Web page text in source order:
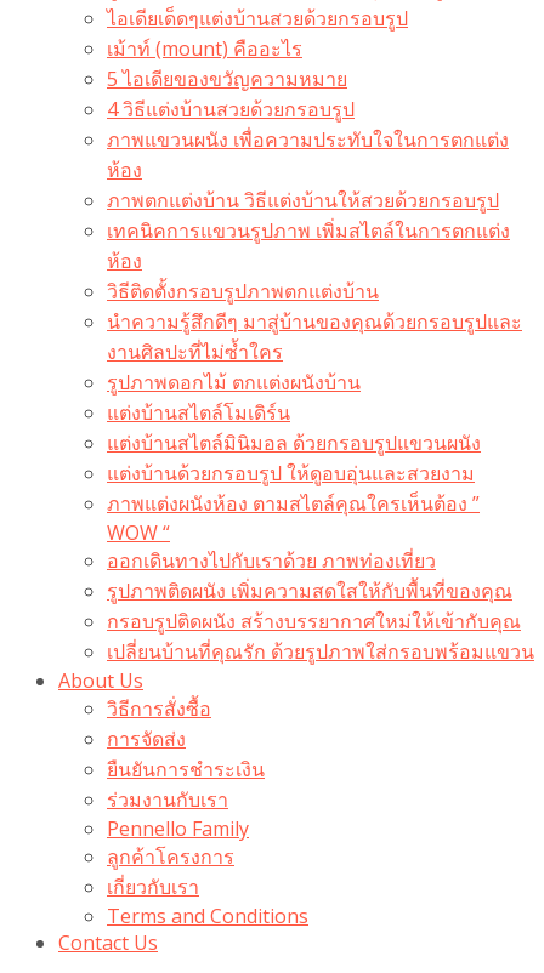
ไอเดียเด็ดๆแต่งบ้านสวยด้วยกรอบรูป
เม้าท์ (mount) คืออะไร​
5 ไอเดียของขวัญความหมาย
4 วิธีแต่งบ้านสวยด้วยกรอบรูป
ภาพแขวนผนัง เพื่อความประทับใจในการตกแต่ง
ห้อง
ภาพตกแต่งบ้าน วิธีแต่งบ้านให้สวยด้วยกรอบรูป
เทคนิคการแขวนรูปภาพ เพิ่มสไตล์ในการตกแต่ง
ห้อง
วิธีติดตั้งกรอบรูปภาพตกแต่งบ้าน
นำความรู้สึกดีๆ มาสู่บ้านของคุณด้วยกรอบรูปและ
งานศิลปะที่ไม่ซ้ำใคร
รูปภาพดอกไม้ ตกแต่งผนังบ้าน
แต่งบ้านสไตล์โมเดิร์น
แต่งบ้านสไตล์มินิมอล ด้วยกรอบรูปแขวนผนัง
แต่งบ้านด้วยกรอบรูป ให้ดูอบอุ่นและสวยงาม
ภาพแต่งผนังห้อง ตามสไตล์คุณใครเห็นต้อง ”
WOW “
ออกเดินทางไปกับเราด้วย ภาพท่องเที่ยว
รูปภาพติดผนัง เพิ่มความสดใสให้กับพื้นที่ของคุณ
กรอบรูปติดผนัง สร้างบรรยากาศใหม่ให้เข้ากับคุณ
เปลี่ยนบ้านที่คุณรัก ด้วยรูปภาพใส่กรอบพร้อมแขวน​
About Us
วิธีการสั่งซื้อ
การจัดส่ง
ยืนยันการชำระเงิน
ร่วมงานกับเรา
Pennello Family
ลูกค้าโครงการ
เกี่ยวกับเรา
Terms and Conditions
Contact Us